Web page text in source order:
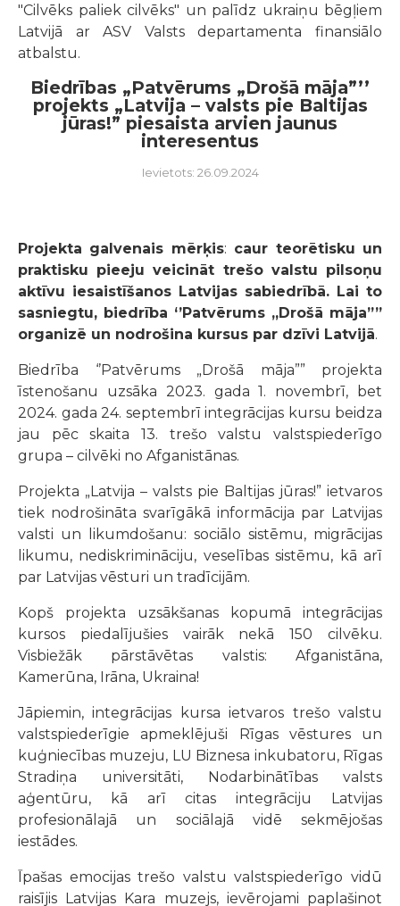
"Cilvēks paliek cilvēks" un palīdz ukraiņu bēgļiem
Latvijā ar ASV Valsts departamenta finansiālo
atbalstu.
Biedrības „Patvērums „Drošā māja”’’
projekts „Latvija – valsts pie Baltijas
jūras!” piesaista arvien jaunus
interesentus
Ievietots: 26.09.2024
Projekta galvenais mērķis: caur teorētisku un
praktisku pieeju veicināt trešo valstu pilsoņu
aktīvu iesaistīšanos Latvijas sabiedrībā. Lai to
sasniegtu, biedrība ‘’Patvērums „Drošā māja””
organizē un nodrošina kursus par dzīvi Latvijā.
Biedrība ‘’Patvērums „Drošā māja”” projekta
īstenošanu uzsāka 2023. gada 1. novembrī, bet
2024. gada 24. septembrī integrācijas kursu beidza
jau pēc skaita 13. trešo valstu valstspiederīgo
grupa – cilvēki no Afganistānas.
Projekta „Latvija – valsts pie Baltijas jūras!” ietvaros
tiek nodrošināta svarīgākā informācija par Latvijas
valsti un likumdošanu: sociālo sistēmu, migrācijas
likumu, nediskrimināciju, veselības sistēmu, kā arī
par Latvijas vēsturi un tradīcijām.
Kopš projekta uzsākšanas kopumā integrācijas
kursos piedalījušies vairāk nekā 150 cilvēku.
Visbiežāk pārstāvētas valstis: Afganistāna,
Kamerūna, Irāna, Ukraina!
Jāpiemin, integrācijas kursa ietvaros trešo valstu
valstspiederīgie apmeklējuši Rīgas vēstures un
kuģniecības muzeju, LU Biznesa inkubatoru, Rīgas
Stradiņa universitāti, Nodarbinātības valsts
aģentūru, kā arī citas integrāciju Latvijas
profesionālajā un sociālajā vidē sekmējošas
iestādes.
Īpašas emocijas trešo valstu valstspiederīgo vidū
raisījis Latvijas Kara muzejs, ievērojami paplašinot